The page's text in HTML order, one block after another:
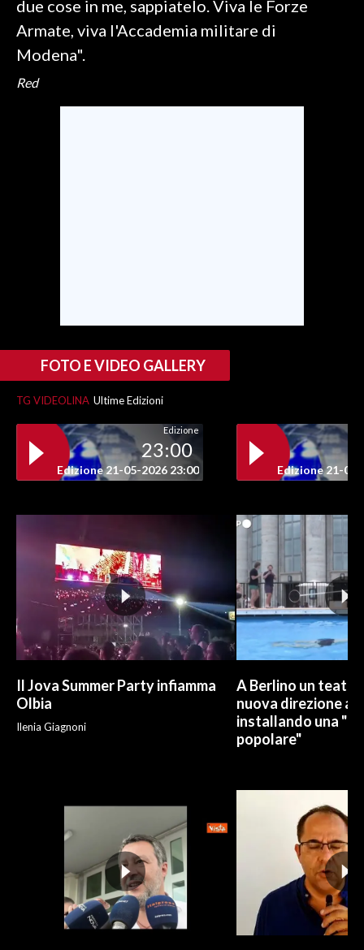
due cose in me, sappiatelo. Viva le Forze
Armate, viva l'Accademia militare di
Modena".
Red
FOTO E VIDEO GALLERY
TG VIDEOLINA Ultime Edizioni
Edizione
23:00
Edizione 21-05-2026 23:00 Edizione 21-05-
Il Jova Summer Party infiamma
Olbia
Ilenia Giagnoni
A Berlino un
nuova direzione
installando una
popolare"